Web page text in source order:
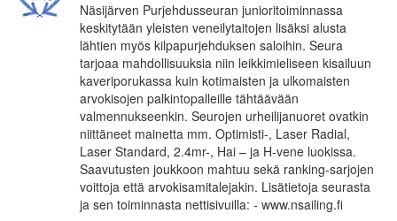
Näsijärven Purjehdusseuran junioritoiminnassa
keskitytään yleisten veneilytaitojen lisäksi alusta
lähtien myös kilpapurjehduksen saloihin. Seura
tarjoaa mahdollisuuksia niin leikkimieliseen kisailuun
kaveriporukassa kuin kotimaisten ja ulkomaisten
arvokisojen palkintopalleille tähtäävään
valmennukseenkin. Seurojen urheilijanuoret ovatkin
niittäneet mainetta mm. Optimisti-, Laser Radial,
Laser Standard, 2.4mr-, Hai – ja H-vene luokissa.
Saavutusten joukkoon mahtuu sekä ranking-sarjojen
voittoja että arvokisamitalejakin. Lisätietoja seurasta
ja sen toiminnasta nettisivuilla: - www.nsailing.fi